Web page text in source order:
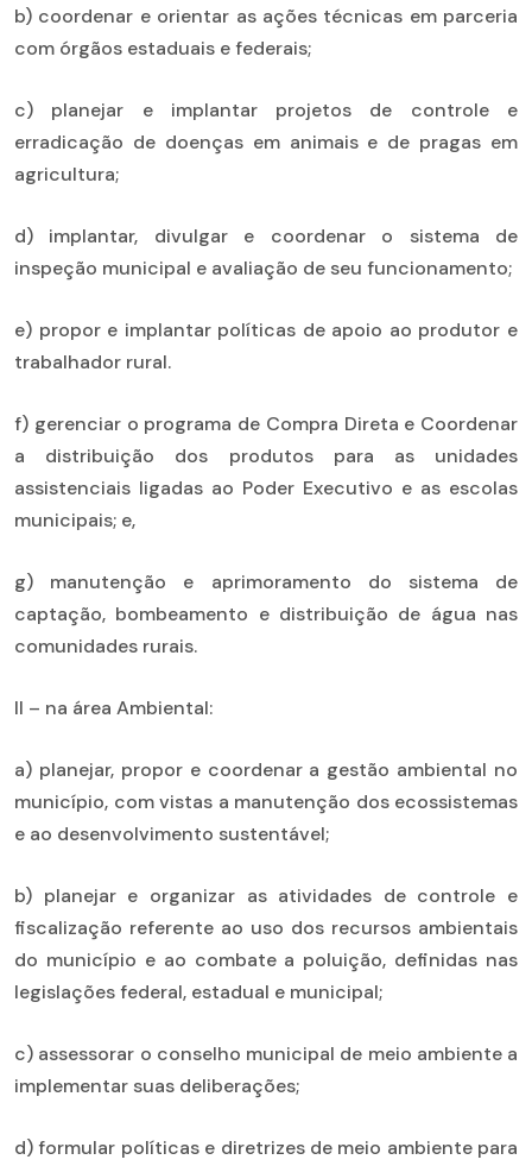
b) coordenar e orientar as ações técnicas em parceria
com órgãos estaduais e federais;
c) planejar e implantar projetos de controle e
erradicação de doenças em animais e de pragas em
agricultura;
d) implantar, divulgar e coordenar o sistema de
inspeção municipal e avaliação de seu funcionamento;
e) propor e implantar políticas de apoio ao produtor e
trabalhador rural.
f) gerenciar o programa de Compra Direta e Coordenar
a distribuição dos produtos para as unidades
assistenciais ligadas ao Poder Executivo e as escolas
municipais; e,
g) manutenção e aprimoramento do sistema de
captação, bombeamento e distribuição de água nas
comunidades rurais.
II – na área Ambiental:
a) planejar, propor e coordenar a gestão ambiental no
município, com vistas a manutenção dos ecossistemas
e ao desenvolvimento sustentável;
b) planejar e organizar as atividades de controle e
fiscalização referente ao uso dos recursos ambientais
do município e ao combate a poluição, definidas nas
legislações federal, estadual e municipal;
c) assessorar o conselho municipal de meio ambiente a
implementar suas deliberações;
d) formular políticas e diretrizes de meio ambiente para